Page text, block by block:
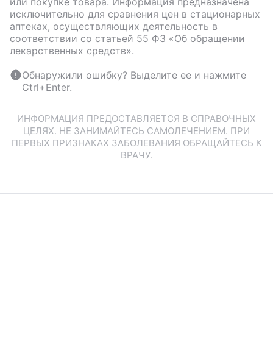
исключительно для сравнения цен в стационарных
аптеках, осуществляющих деятельность в
соответствии со статьей 55 ФЗ «Об обращении
лекарственных средств».
Обнаружили ошибку? Выделите ее и нажмите
Ctrl+Enter.
ИНФОРМАЦИЯ ПРЕДОСТАВЛЯЕТСЯ В СПРАВОЧНЫХ
ЦЕЛЯХ. НЕ ЗАНИМАЙТЕСЬ САМОЛЕЧЕНИЕМ. ПРИ
ПЕРВЫХ ПРИЗНАКАХ ЗАБОЛЕВАНИЯ ОБРАЩАЙТЕСЬ К
ВРАЧУ.